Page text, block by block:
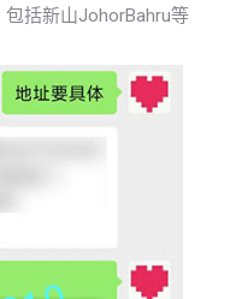
包括新山JohorBahru等